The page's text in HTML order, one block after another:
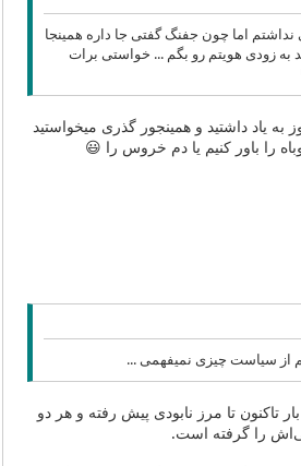
اما چون جفنگ گفتی جا داره همینجا
به زودی هویتم رو بگم ... خواستی برات
به یاد داشتید و همینجور گذری میخواستید
را باور کنیم یا دم خروس را 😃
از سیاست چیزی نمیفهمی ...
تاکنون تا مرز نابودی پیش رفته و هر دو
را گرفته است.